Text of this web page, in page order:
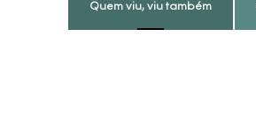
Quem viu, viu também